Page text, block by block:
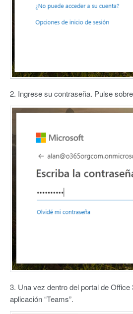
2. Ingrese su contraseña. Pulse
3. Una vez dentro del portal de Office
aplicación “Teams”.